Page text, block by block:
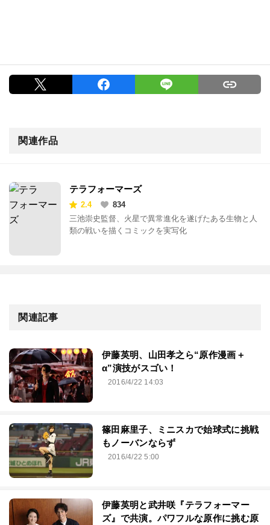
関連作品
テラフォーマーズ
2.4
834
三池崇史監督、火星で異常進化を遂げたある生物と人
類の戦いを描くコミックを実写化
関連記事
伊藤英明、山田孝之ら“原作漫画＋
α”演技がスゴい！
2016/4/22 14:03
篠田麻里子、ミニスカで始球式に挑戦
もノーバンならず
2016/4/22 5:00
伊藤英明と武井咲『テラフォーマー
ズ』で共演。パワフルな原作に挑む原